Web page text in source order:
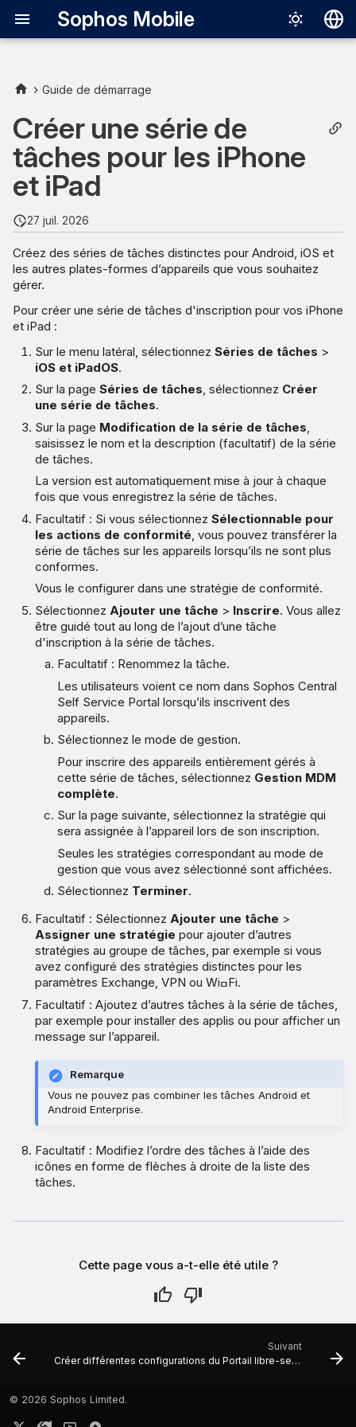
Sophos Mobile
Italiano
中文（简
Guide de démarrage
Créer une série de
tâches pour les iPhone
et iPad
27 juil. 2026
Créez des séries de tâches distinctes pour Android, iOS et
les autres plates-formes d’appareils que vous souhaitez
gérer.
Pour créer une série de tâches d'inscription pour vos iPhone
et iPad :
Sur le menu latéral, sélectionnezSéries de tâches >
iOS et iPadOS.
Sur la pageSéries de tâches, sélectionnez Créer
une série de tâches.
Sur la page Modification de la série de tâches
saisissez le nom et la description (facultatif) de la série
de tâches.
La version est automatiquement mise à jour à chaque
fois que vous enregistrez la série de tâches.
Facultatif : Si vous sélectionnezSélectionnable pour
les actions de conformité , vous pouvez transférer la
série de tâches sur les appareils lorsqu’ils ne sont plus
conformes.
Vous le configurer dans une stratégie de conformité.
Sélectionnez Ajouter une tâche > Inscrire. Vous allez
être guidé tout au long de l’ajout d’une tâche
d'inscription à la série de tâches.
Facultatif : Renommez la tâche.
Les utilisateurs voient ce nom dans Sophos Central
Self Service Portal lorsqu’ils inscrivent des
appareils.
Sélectionnez le mode de gestion.
Pour inscrire des appareils entièrement gérés à
cette série de tâches, sélectionnez Gestion MDM
complète.
Sur la page suivante, sélectionnez la stratégie qui
sera assignée à l’appareil lors de son inscription.
Seules les stratégies correspondant au mode de
gestion que vous avez sélectionné sont affichées.
Sélectionnez Terminer.
Facultatif : SélectionnezAjouter une tâche >
Assigner une stratégie pour ajouter d’autres
stratégies au groupe de tâches, par exemple si vous
avez configuré des stratégies distinctes pour les
paramètres Exchange, VPN ou WiߛFi.
Facultatif : Ajoutez d’autres tâches à la série de tâches,
par exemple pour installer des applis ou pour afficher un
message sur l’appareil.
Remarque
Vous ne pouvez pas combiner les tâches Android et
Android Enterprise.
Facultatif : Modifiez l’ordre des tâches à l’aide des
icônes en forme de flèches à droite de la liste des
tâches.
Cette page vous a-t-elle été utile ?
Suivant
Créer différentes configurations du Portail libre-service
© 2026 Sophos Limited.